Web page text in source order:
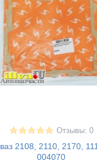
Отзывы: 0
2108, 2110, 2170,
004070